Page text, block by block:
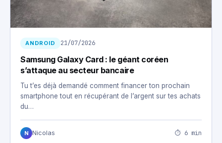
ANDROID 21/07/2026
Samsung Galaxy Card : le géant coréen
s’attaque au secteur bancaire
Tu t’es déjà demandé comment financer ton prochain
smartphone tout en récupérant de l’argent sur tes achats
du…
N Nicolas ⏱ 6 min